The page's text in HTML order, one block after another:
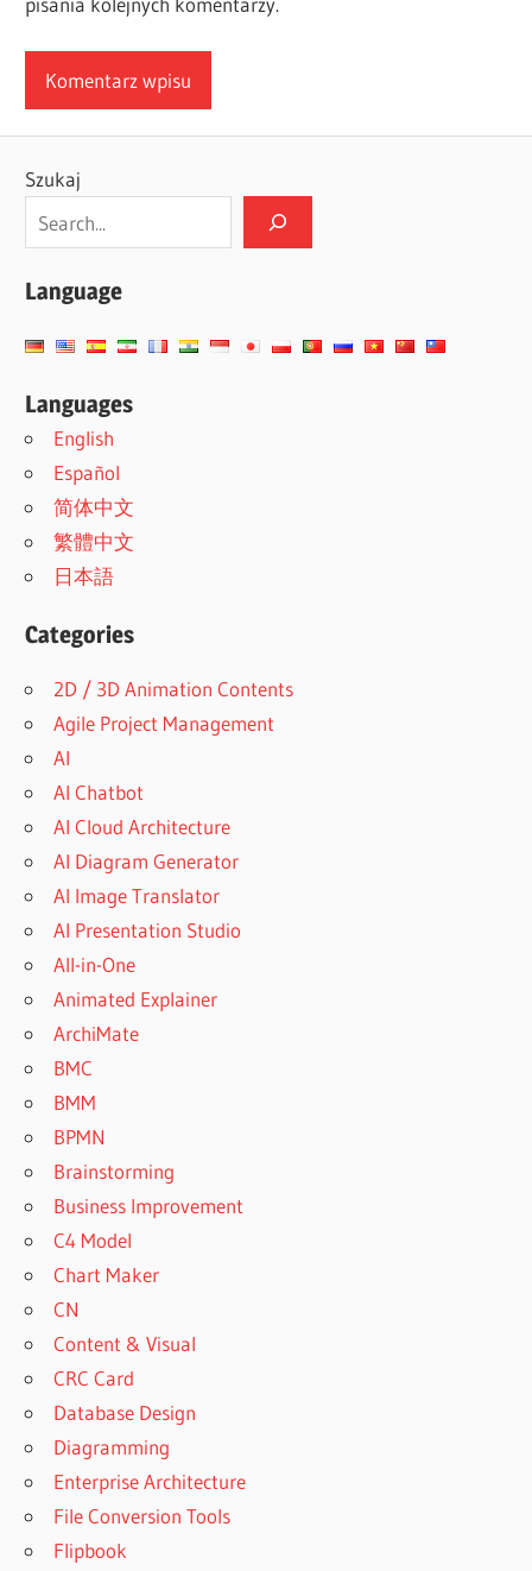
Szukaj
Language
Languages
English
Español
简体中文
繁體中文
日本語
Categories
2D / 3D Animation Contents
Agile Project Management
AI
AI Chatbot
AI Cloud Architecture
AI Diagram Generator
AI Image Translator
AI Presentation Studio
All-in-One
Animated Explainer
ArchiMate
BMC
BMM
BPMN
Brainstorming
Business Improvement
C4 Model
Chart Maker
CN
Content & Visual
CRC Card
Database Design
Diagramming
Enterprise Architecture
File Conversion Tools
Flipbook